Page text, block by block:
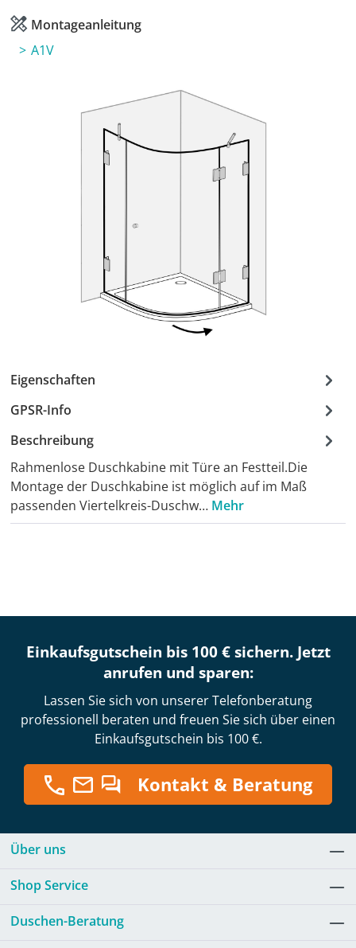
Montageanleitung
A1V
Eigenschaften
GPSR-Info
Beschreibung
Rahmenlose Duschkabine mit Türe an Festteil.Die
Montage der Duschkabine ist möglich auf im Maß
passenden Viertelkreis-Duschw… Mehr
Einkaufsgutschein bis 100 € sichern. Jetzt
anrufen und sparen:
Lassen Sie sich von unserer Telefonberatung
professionell beraten und freuen Sie sich über einen
Einkaufsgutschein bis 100 €.
Kontakt & Beratung
Über uns
Shop Service
Duschen-Beratung